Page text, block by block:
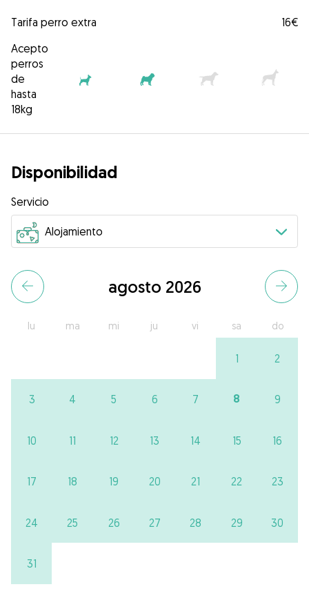
Tarifa perro extra
16€
Acepto
perros
de
hasta
18kg
Disponibilidad
Servicio
agosto 2026
lu ma mi ju vi sa do
1 2
3 4 5 6 7 8 9
10 11 12 13 14 15 16
17 18 19 20 21 22 23
24 25 26 27 28 29 30
31